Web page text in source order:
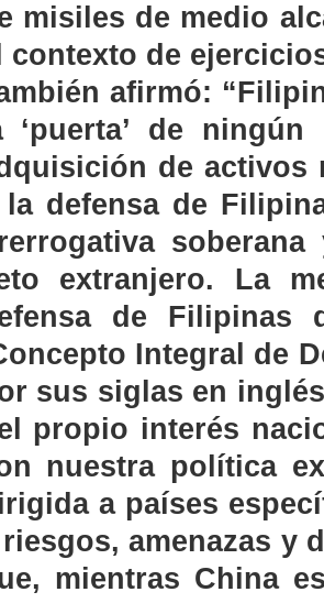
misiles de medio
contexto de
afirmó:
‘puerta’ de
de activos
defensa de
extranjero. La
de Filipinas
Integral de
sus siglas en
propio interés
nuestra política
a países
amenazas y
mientras China